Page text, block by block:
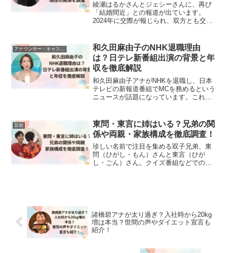
綾瀬はるかさんとジェシーさんに、再び
「結婚間近」との報道が出ています。
2024年に交際が報じられ、双方とも交際
は？」「綾瀬はるかも40歳を超えている
のに、なぜ結婚しない...
アナウンサー・キャスター
和久田麻由子のNHK退職理由
は？日テレ新番組出演の背景と年
収を徹底解説
和久田麻由子アナがNHKを退職し、日本
テレビの新報道番組でMCを務めるという
ニュースが話題になっています。これま
したの？」「日テレを選んだ理由は？」
と気になった人...
芸能
東問・東言に姉はいる？兄弟の関
係や両親・家族構成を徹底調査！
珍しい名前で注目を集める双子兄弟、東
問（ひがし・もん）さんと東言（ひが
し・ごん）さん。クイズ番組などでの活
諸橋碧アナが太り過ぎ？入社時から20kg
増は本当？世間の声やダイエット宣言も
紹介！